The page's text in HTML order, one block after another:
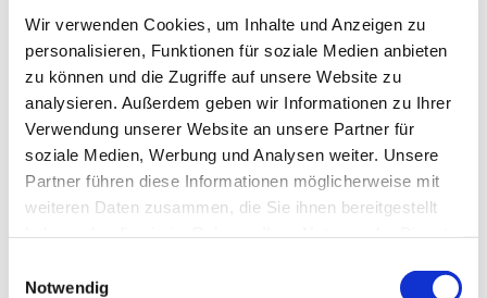
Wir verwenden Cookies, um Inhalte und Anzeigen zu
personalisieren, Funktionen für soziale Medien anbieten
zu können und die Zugriffe auf unsere Website zu
analysieren. Außerdem geben wir Informationen zu Ihrer
Verwendung unserer Website an unsere Partner für
soziale Medien, Werbung und Analysen weiter. Unsere
Partner führen diese Informationen möglicherweise mit
weiteren Daten zusammen, die Sie ihnen bereitgestellt
Notwendig
Freitag, 8. Januar 2027, 14:30 Uhr
Seniorenzentrum DRK
Flottmannpark, Am Flottmannpark
6, 44625 Herne